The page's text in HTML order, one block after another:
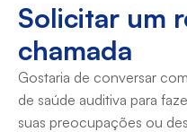
Solicitar um
chamada
Gostaria de conversar
de saúde auditiva para
suas preocupações ou